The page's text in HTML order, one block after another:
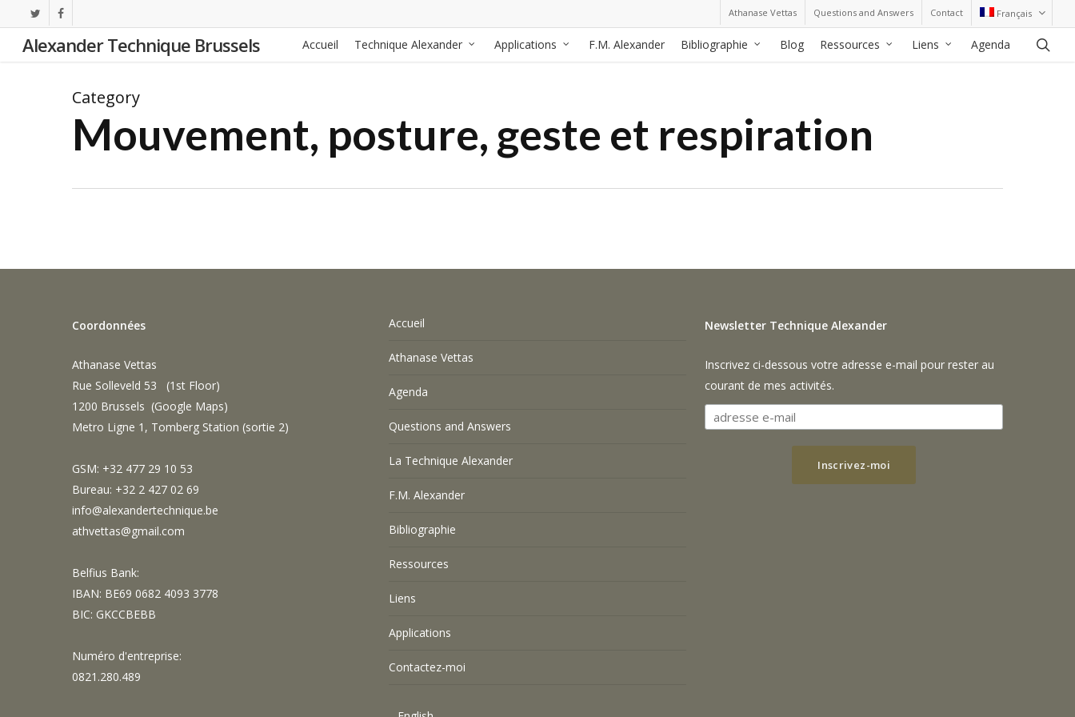
to
main
twitterfacebook Athanase Vettas Questions and Answers Contact Français
Alexander Technique Brussels Accueil Technique Alexander Applications F.M. Alexander Bibliographie Blog Ressources Liens Agenda
Category
Mouvement, posture, geste et respiration
Coordonnées
Athanase Vettas
Rue Solleveld 53 (1st Floor)
1200 Brussels (Google Maps)
Metro Ligne 1, Tomberg Station (sortie 2)
GSM: +32 477 29 10 53
Bureau: +32 2 427 02 69
info@alexandertechnique.be
athvettas@gmail.com
Belfius Bank:
IBAN: BE69 0682 4093 3778
BIC: GKCCBEBB
Numéro d'entreprise:
0821.280.489
Accueil
Athanase Vettas
Agenda
Questions and Answers
La Technique Alexander
F.M. Alexander
Bibliographie
Ressources
Liens
Applications
Contactez-moi
Newsletter Technique Alexander
Inscrivez ci-dessous votre adresse e-mail pour rester au
courant de mes activités.